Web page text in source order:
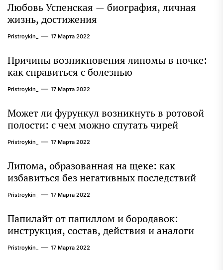
Любовь Успенская — биография, личная
жизнь, достижения
Pristroykin_ 17 Марта 2022
Причины возникновения липомы в почке:
как справиться с болезнью
Pristroykin_ 17 Марта 2022
Может ли фурункул возникнуть в ротовой
полости: с чем можно спутать чирей
Pristroykin_ 17 Марта 2022
Липома, образованная на щеке: как
избавиться без негативных последствий
Pristroykin_ 17 Марта 2022
Папилайт от папиллом и бородавок:
инструкция, состав, действия и аналоги
Pristroykin_ 17 Марта 2022